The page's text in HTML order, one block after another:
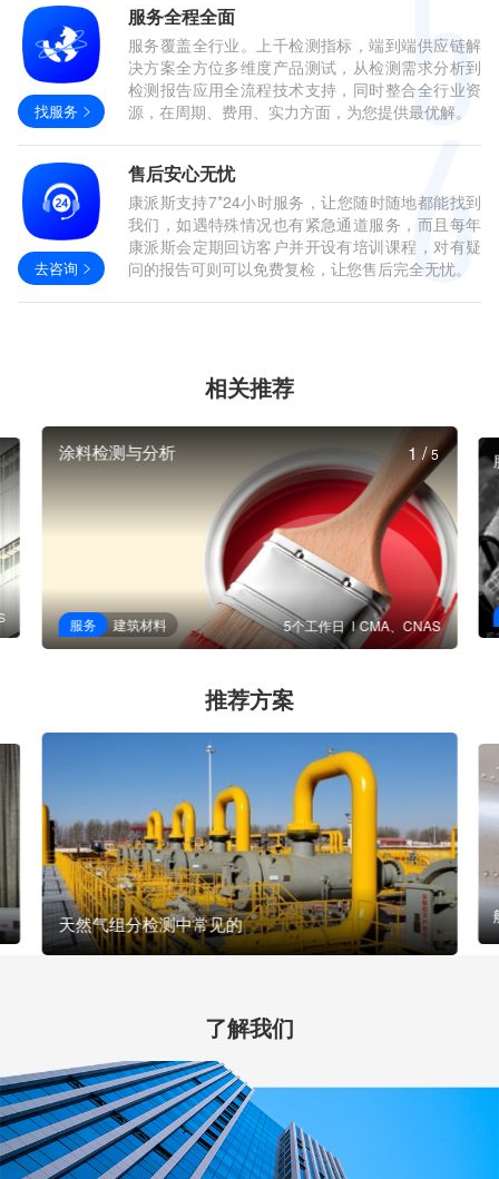
找服务
服务全程全面
服务覆盖全行业。上千检测指标，端到端供应链解
决方案全方位多维度产品测试，从检测需求分析到
检测报告应用全流程技术支持，同时整合全行业资
源，在周期、费用、实力方面，为您提供最优解。
去咨询
售后安心无忧
康派斯支持7*24小时服务，让您随时随地都能找到
我们，如遇特殊情况也有紧急通道服务，而且每年
康派斯会定期回访客户并开设有培训课程，对有疑
问的报告可则可以免费复检，让您售后完全无忧。
相关推荐
涂料检测与分析
服务 建筑材料 5个工作日 CMA、CNAS
1/5
推荐方案
天然气组分检测中常见的
了解我们